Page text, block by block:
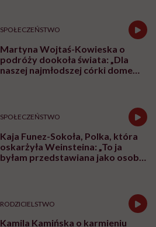
SPOŁECZEŃSTWO
Martyna Wojtaś-Kowieska o
podróży dookoła świata: „Dla
naszej najmłodszej córki domem
SPOŁECZEŃSTWO
Kaja Funez-Sokoła, Polka, która
oskarżyła Weinsteina: „To ja
byłam przedstawiana jako osoba,
RODZICIELSTWO
Kamila Kamińska o karmieniu